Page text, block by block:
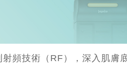
頻技術（RF），深入肌膚